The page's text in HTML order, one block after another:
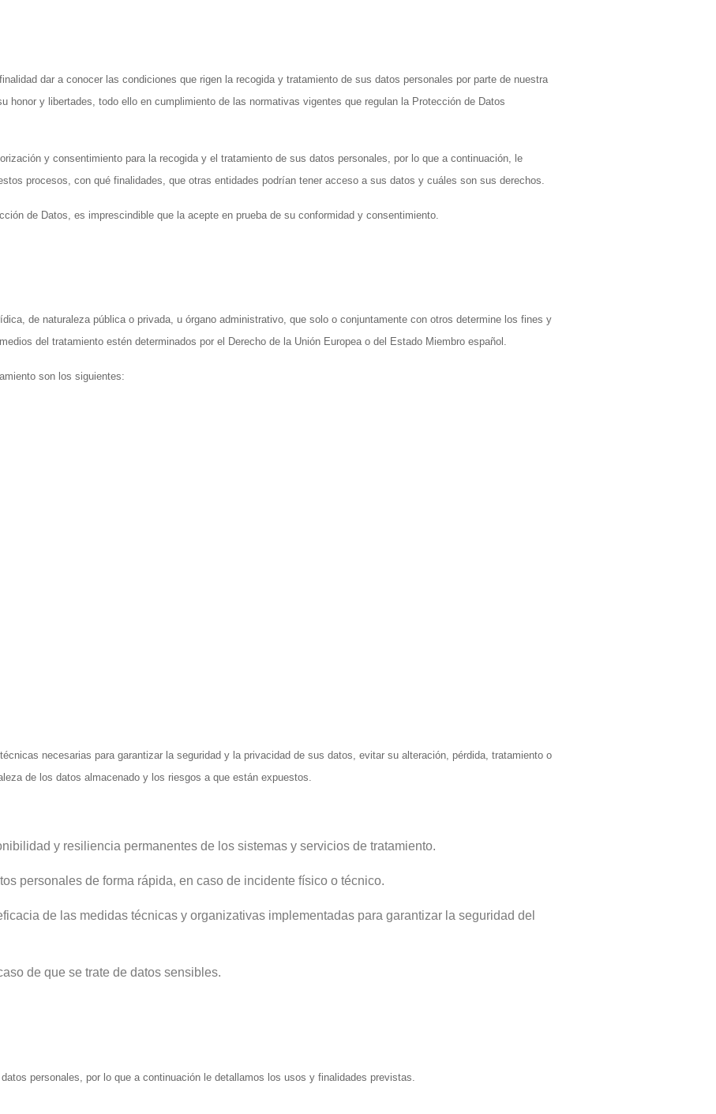
dar a conocer las condiciones que rigen la recogida y tratamiento de sus datos personales por parte de nuestra
honor y libertades, todo ello en cumplimiento de las normativas vigentes que regulan la Protección de Datos
y consentimiento para la recogida y el tratamiento de sus datos personales, por lo que a continuación, le
procesos, con qué finalidades, que otras entidades podrían tener acceso a sus datos y cuáles son sus derechos.
de Datos, es imprescindible que la acepte en prueba de su conformidad y consentimiento.
de naturaleza pública o privada, u órgano administrativo, que solo o conjuntamente con otros determine los fines y
del tratamiento estén determinados por el Derecho de la Unión Europea o del Estado Miembro español.
son los siguientes:
necesarias para garantizar la seguridad y la privacidad de sus datos, evitar su alteración, pérdida, tratamiento o
de los datos almacenado y los riesgos a que están expuestos.
y resiliencia permanentes de los sistemas y servicios de tratamiento.
personales de forma rápida, en caso de incidente físico o técnico.
de las medidas técnicas y organizativas implementadas para garantizar la seguridad del
de que se trate de datos sensibles.
personales, por lo que a continuación le detallamos los usos y finalidades previstas.